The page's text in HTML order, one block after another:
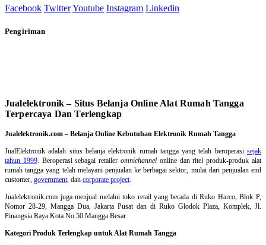
Facebook TwitterYoutube Instagram Linkedin
Pengiriman
Jualelektronik – Situs Belanja Online Alat Rumah Tangga
Terpercaya Dan Terlengkap
Jualelektronik.com – Belanja Online Kebutuhan Elektronik Rumah Tangga
JualElektronik adalah situs belanja elektronik rumah tanggayang telah beroperasisejak
tahun 1999. Beroperasi sebagai retaileromnichannel online dan ritel produk-produk alat
rumah tangga yang telah melayani penjualan ke berbagai sektor, mulai dari penjualan end
customer, government, dan corporate project.
Jualelektronik.com juga menjual melalui toko retail yang berada di Ruko Harco, Blok P,
Nomor 28-29, Mangga Dua, Jakarta Pusat dan di Ruko Glodok Plaza, Komplek, Jl.
Pinangsia Raya Kota No.50 Mangga Besar.
Kategori Produk Terlengkap untuk Alat Rumah Tangga